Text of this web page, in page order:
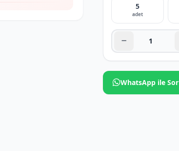
5
adet
WhatsApp ile Sor